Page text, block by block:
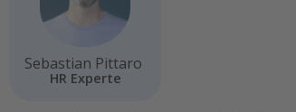
Sebastian Pittaro
HR Experte